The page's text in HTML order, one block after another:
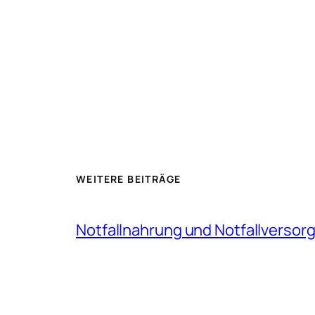
WEITERE BEITRÄGE
Notfallnahrung und